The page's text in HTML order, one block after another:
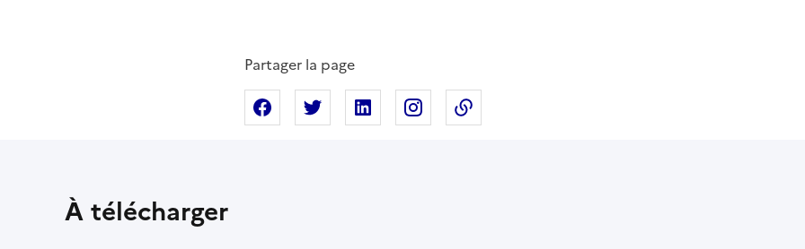
Partager la page
Partager sur Facebook
Partager sur XPartager sur Linkedin
Partager sur Instagram
À télécharger